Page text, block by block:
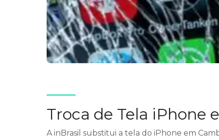
Troca de Tela iPhone
A inBrasil substitui a tela do iPhone em